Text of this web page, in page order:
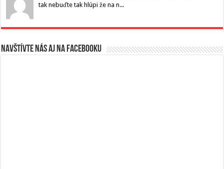
tak nebuďte tak hlúpi že na n...
Navštívte nás aj na Facebooku